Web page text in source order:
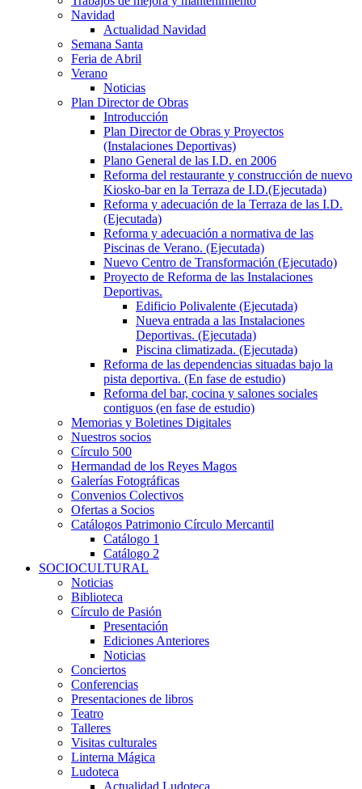
Navidad
Actualidad Navidad
Semana Santa
Feria de Abril
Verano
Noticias
Plan Director de Obras
Introducción
Plan Director de Obras y Proyectos
(Instalaciones Deportivas)
Plano General de las I.D. en 2006
Reforma del restaurante y construcción de nuevo
Kiosko-bar en la Terraza de I.D.(Ejecutada)
Reforma y adecuación de la Terraza de las I.D.
(Ejecutada)
Reforma y adecuación a normativa de las
Piscinas de Verano. (Ejecutada)
Nuevo Centro de Transformación (Ejecutado)
Proyecto de Reforma de las Instalaciones
Deportivas.
Edificio Polivalente (Ejecutada)
Nueva entrada a las Instalaciones
Deportivas. (Ejecutada)
Piscina climatizada. (Ejecutada)
Reforma de las dependencias situadas bajo la
pista deportiva. (En fase de estudio)
Reforma del bar, cocina y salones sociales
contiguos (en fase de estudio)
Memorias y Boletines Digitales
Nuestros socios
Círculo 500
Hermandad de los Reyes Magos
Galerías Fotográficas
Convenios Colectivos
Ofertas a Socios
Catálogos Patrimonio Círculo Mercantil
Catálogo 1
Catálogo 2
SOCIOCULTURAL
Noticias
Biblioteca
Círculo de Pasión
Presentación
Ediciones Anteriores
Noticias
Conciertos
Conferencias
Presentaciones de libros
Teatro
Talleres
Visitas culturales
Linterna Mágica
Ludoteca
Actualidad Ludoteca